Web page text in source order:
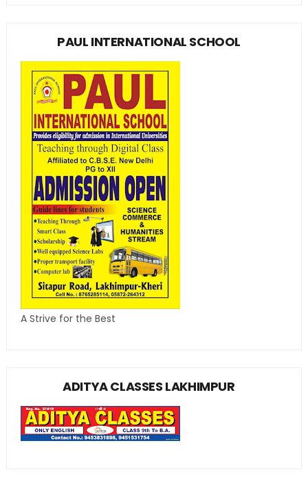
PAUL INTERNATIONAL SCHOOL
A Strive for the Best
ADITYA CLASSES LAKHIMPUR